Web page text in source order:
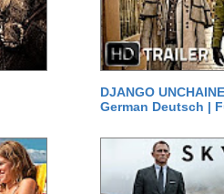
DJANGO
German Deutsch |